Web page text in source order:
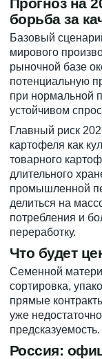
борьба за
Базовый
мирового
рыночной базе
потенциальную
при нормальной
устойчивом
Главный риск
картофеля как
товарного
длительного
промышленной
делиться на
потребления и
переработку.
Что будет
Семенной
сортировка,
прямые
уже
предсказуемость.
Россия: